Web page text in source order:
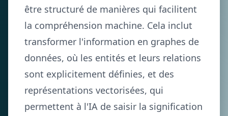
être structuré de manières qui facilitent
la compréhension machine. Cela inclut
transformer l'information en graphes de
données, où les entités et leurs relations
sont explicitement définies, et des
représentations vectorisées, qui
permettent à l'IA de saisir la signification